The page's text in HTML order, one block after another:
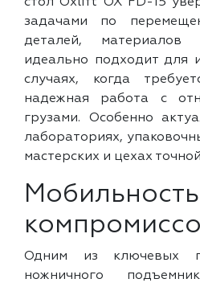
задачами по
деталей,
идеально подходит для
случаях, когда
надежная работа с
грузами. Особенно
лабораториях,
мастерских и цехах
Одним из ключевых
ножничного